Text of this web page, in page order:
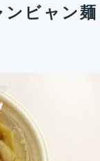
ビャン麺